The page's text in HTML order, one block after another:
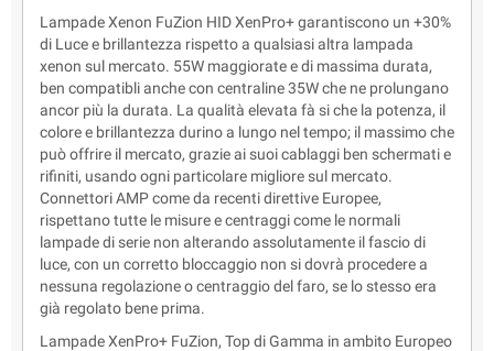
Lampade Xenon FuZion HID XenPro+ garantiscono un +30%
di Luce e brillantezza rispetto a qualsiasi altra lampada
xenon sul mercato. 55W maggiorate e di massima durata,
ben compatibli anche con centraline 35W che ne prolungano
ancor più la durata. La qualità elevata fà si che la potenza, il
colore e brillantezza durino a lungo nel tempo; il massimo che
può offrire il mercato, grazie ai suoi cablaggi ben schermati e
rifiniti, usando ogni particolare migliore sul mercato.
Connettori AMP come da recenti direttive Europee,
rispettano tutte le misure e centraggi come le normali
lampade di serie non alterando assolutamente il fascio di
luce, con un corretto bloccaggio non si dovrà procedere a
nessuna regolazione o centraggio del faro, se lo stesso era
già regolato bene prima.
Lampade XenPro+ FuZion, Top di Gamma in ambito Europeo